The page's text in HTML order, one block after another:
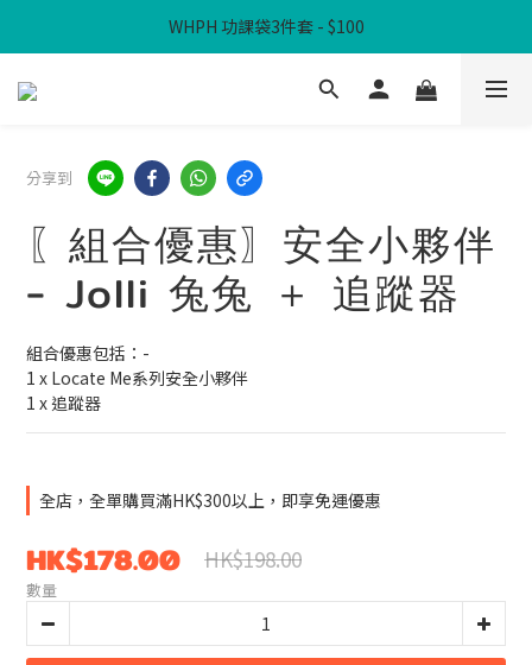
滿$300免本地運費
WHPH 功課袋3件套 - $100
滿$300免本地運費
分享到
〖組合優惠〗安全小夥伴
- Jolli 兔兔 ＋ 追蹤器
組合優惠包括：-
1 x Locate Me系列安全小夥伴
1 x 追蹤器
全店，全單購買滿HK$300以上，即享免運優惠
HK$178.00 HK$198.00
數量